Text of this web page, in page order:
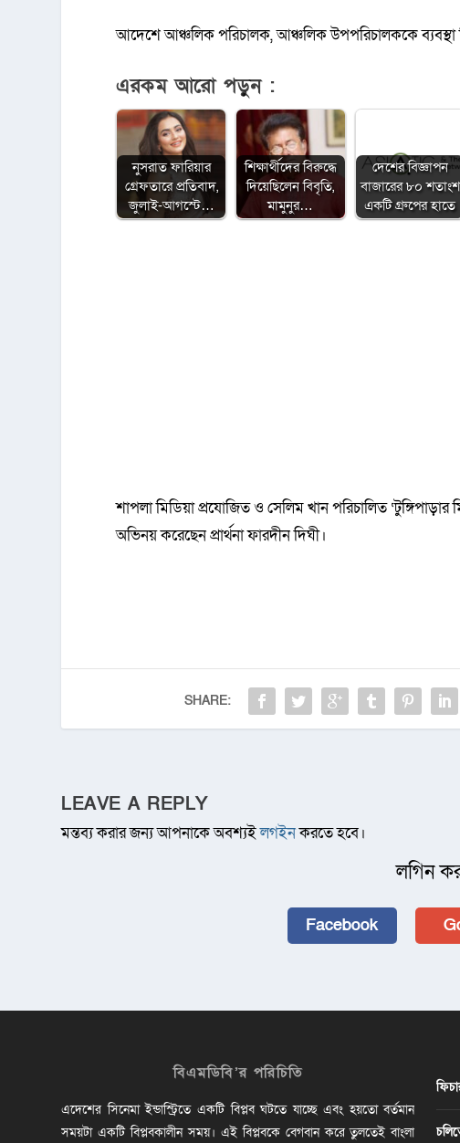
আদেশে আঞ্চলিক পরিচালক, আঞ্চলিক উপপরিচালককে ব্যবস্থা
এরকম আরো পড়ুন :
নুসরাত ফারিয়ার
গ্রেফতারে প্রতিবাদ,
জুলাই-আগস্টে…
শিক্ষার্থীদের বিরুদ্ধে
দিয়েছিলেন বিবৃতি,
মামুনুর…
দেশের বিজ্ঞাপন
বাজারের ৮০ শতাংশ
একটি গ্রুপের হাতে
শাপলা মিডিয়া প্রযোজিত ও সেলিম খান পরিচালিত
অভিনয় করেছেন প্রার্থনা ফারদীন দিঘী।
SHARE:
LEAVE A REPLY
মন্তব্য করার জন্য আপনাকে অবশ্যইলগইনকরতে হবে।
লগিন
Facebook
বিএমডিবি’র পরিচিতি
এদেশের সিনেমা ইন্ডাস্ট্রিতে একটি বিপ্লব ঘটতে যাচ্ছে এবং হয়তো বর্তমান
সময়টা একটি বিপ্লবকালীন সময়। এই বিপ্লবকে বেগবান করে তুলতেই বাংলা